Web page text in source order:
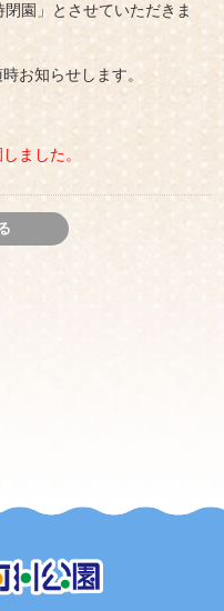
園」とさせていただきま
お知らせします。
ました。